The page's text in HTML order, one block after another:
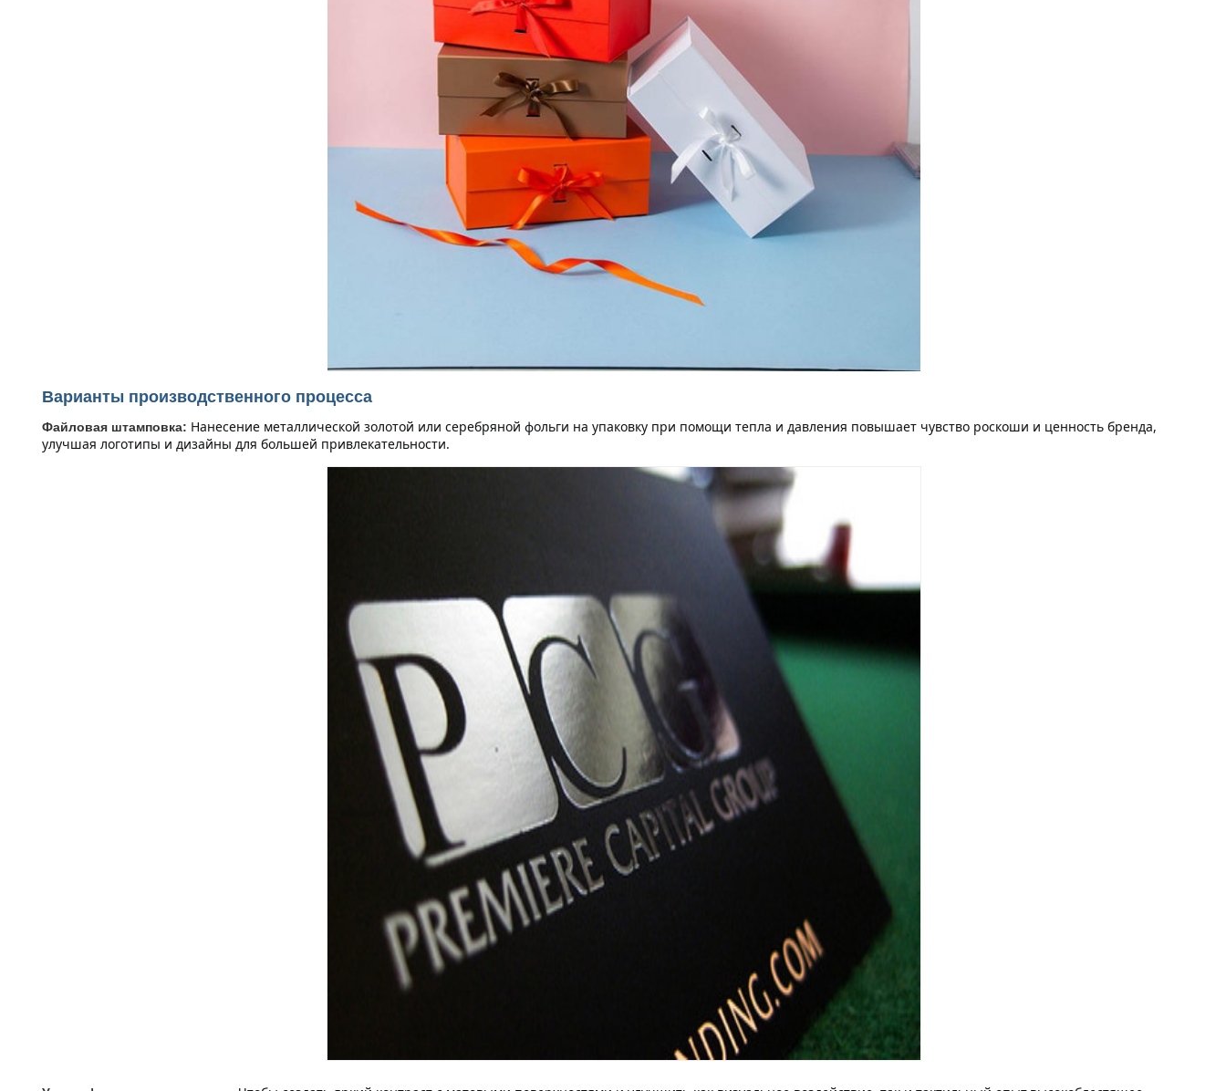
Варианты производственного процесса
Файловая штамповка: Нанесение металлической золотой или серебряной фольги на упаковку при помощи тепла и давления повышает чувство роскоши и ценность бренда,
улучшая логотипы и дизайны для большей привлекательности.